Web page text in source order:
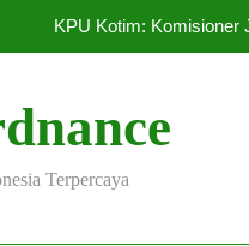
KPU Kotim: Komisioner
Perumnas Jalin Kerja
Menguat Sementara
Terpercaya